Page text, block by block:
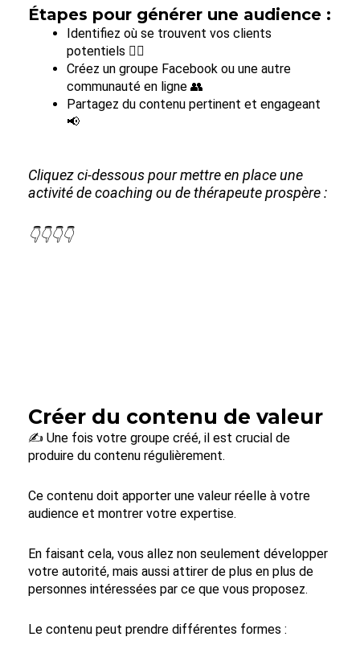
Étapes pour générer une audience :
Identifiez où se trouvent vos clients
potentiels 🕵️‍♀️
Créez un groupe Facebook ou une autre
communauté en ligne 👥
Partagez du contenu pertinent et engageant
📢
Cliquez ci-dessous pour mettre en place une
activité de coaching ou de thérapeute prospère :
👇👇👇👇
Créer du contenu de valeur
✍️ Une fois votre groupe créé, il est crucial de
produire du contenu régulièrement.
Ce contenu doit apporter une valeur réelle à votre
audience et montrer votre expertise.
En faisant cela, vous allez non seulement développer
votre autorité, mais aussi attirer de plus en plus de
personnes intéressées par ce que vous proposez.
Le contenu peut prendre différentes formes :